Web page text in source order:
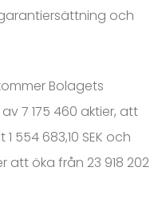
och
Bolagets
7 175 460 aktier, att
554 683,10 SEK och
att öka från 23 918 202